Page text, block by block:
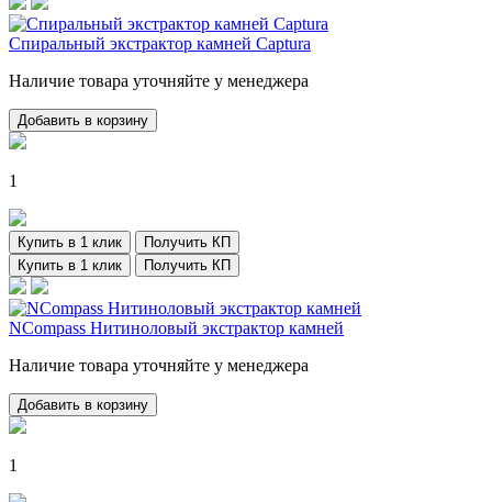
Спиральный экстрактор камней Captura
Наличие товара уточняйте у менеджера
Добавить в корзину
1
Купить в 1 клик
Получить КП
Купить в 1 клик
Получить КП
NCompass Нитиноловый экстрактор камней
Наличие товара уточняйте у менеджера
Добавить в корзину
1